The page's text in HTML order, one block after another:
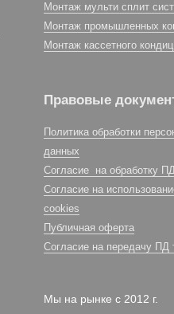
Монтаж мульти сплит
Монтаж промышленных
Монтаж кассетного
Правовые
Политика обработки
данных
Согласие на обработку
Согласие на
cookies
Публичная оферта
Согласие на передачу ПД
Мы на рынке с 2012 г.